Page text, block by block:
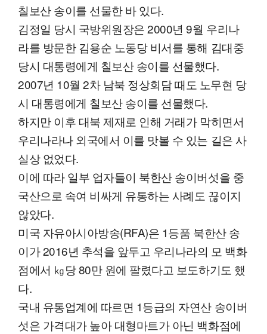
칠보산 송이를 선물한 바 있다.
김정일 당시 국방위원장은 2000년 9월 우리나
라를 방문한 김용순 노동당 비서를 통해 김대중
당시 대통령에게 칠보산 송이를 선물했다.
2007년 10월 2차 남북 정상회담 때도 노무현 당
시 대통령에게 칠보산 송이를 선물했다.
하지만 이후 대북 제재로 인해 거래가 막히면서
우리나라나 외국에서 이를 맛볼 수 있는 길은 사
실상 없었다.
이에 따라 일부 업자들이 북한산 송이버섯을 중
국산으로 속여 비싸게 유통하는 사례도 끊이지
않았다.
미국 자유아시아방송(RFA)은 1등품 북한산 송
이가 2016년 추석을 앞두고 우리나라의 모 백화
점에서 ㎏당 80만 원에 팔렸다고 보도하기도 했
다.
국내 유통업계에 따르면 1등급의 자연산 송이버
섯은 가격대가 높아 대형마트가 아닌 백화점에